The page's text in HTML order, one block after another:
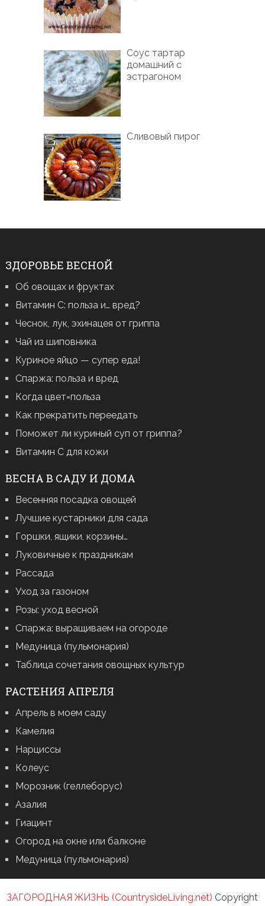
Соус тартар
домашний с
эстрагоном
Сливовый пирог
ЗДОРОВЬЕ ВЕСНОЙ
Об овощах и фруктах
Витамин С: польза и… вред?
Чеснок, лук, эхинацея от гриппа
Чай из шиповника
Куриное яйцо — супер еда!
Спаржа: польза и вред
Когда цвет=польза
Как прекратить переедать
Поможет ли куриный суп от гриппа?
Витамин С для кожи
ВЕСНА В САДУ И ДОМА
Весенняя посадка овощей
Лучшие кустарники для сада
Горшки, ящики, корзины…
Луковичные к праздникам
Рассада
Уход за газоном
Розы: уход весной
Спаржа: выращиваем на огороде
Медуница (пульмонария)
Таблица сочетания овощных культур
РАСТЕНИЯ АПРЕЛЯ
Апрель в моем саду
Камелия
Нарциссы
Колеус
Морозник (геллеборус)
Азалия
Гиацинт
Огород на окне или балконе
Медуница (пульмонария)
ЗАГОРОДНАЯ ЖИЗНЬ (CountrysideLiving.net) Copyright